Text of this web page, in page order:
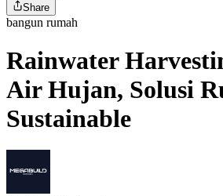
Share
bangun rumah
Rainwater
Air Hujan, Solusi
Sustainable